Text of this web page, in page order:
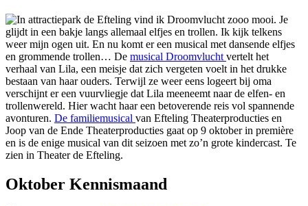
In attractiepark de Efteling vind ik Droomvlucht zooo mooi. Je
glijdt in een bakje langs allemaal elfjes en trollen. Ik kijk telkens
weer mijn ogen uit. En nu komt er een musical met dansende elfjes
en grommende trollen… De musical Droomvlucht vertelt het
verhaal van Lila, een meisje dat zich vergeten voelt in het drukke
bestaan van haar ouders. Terwijl ze weer eens logeert bij oma
verschijnt er een vuurvliegje dat Lila meeneemt naar de elfen- en
trollenwereld. Hier wacht haar een betoverende reis vol spannende
avonturen. De familiemusical van Efteling Theaterproducties en
Joop van de Ende Theaterproducties gaat op 9 oktober in première
en is de enige musical van dit seizoen met zo’n grote kindercast. Te
zien in Theater de Efteling.
Oktober Kennismaand